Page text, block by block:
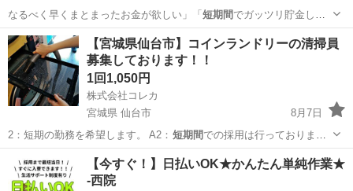
なるべく早くまとまったお金が欲しい」「 短期間 でガッツリ貯金した
い！」という方にピッ…
福岡 苅田駅 その他
【宮城県仙台市】コインランドリーの清掃員
募集しております！！
1回1,050円
株式会社コレカ
宮城県 仙台市
8月7日
2：短期の勤務を希望します。 A2： 短期間 での採用は行っておりませ
ん。 Q…
清掃 コインランドリー
【今すぐ！】日払いOK★かんたん単純作業★
-西院